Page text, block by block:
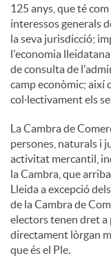
125 anys, que té
interessos generals
la seva jurisdicció;
l'economia
de consulta de
camp econòmic; així
col·lectivament els
La Cambra de
persones, naturals i
activitat mercantil,
la Cambra, que
Lleida a excepció
de la Cambra de
electors tenen dret
directament lòrgan
que és el Ple.